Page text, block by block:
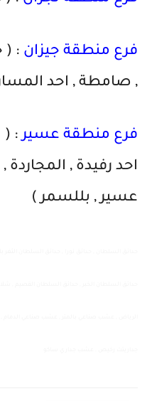
فرع منطقة جيزان : (
, صامطة , احد
فرع منطقة عسير: (
احد رفيدة ,
عسير , بللسمر )